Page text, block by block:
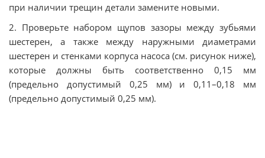
при наличии трещин детали замените новыми.
2. Проверьте набором щупов зазоры между зубьями
шестерен, а также между наружными диаметрами
шестерен и стенками корпуса насоса (см. рисунок ниже),
которые должны быть соответственно 0,15 мм
(предельно допустимый 0,25 мм) и 0,11–0,18 мм
(предельно допустимый 0,25 мм).